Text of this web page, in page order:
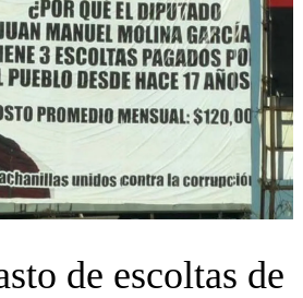
de escoltas de